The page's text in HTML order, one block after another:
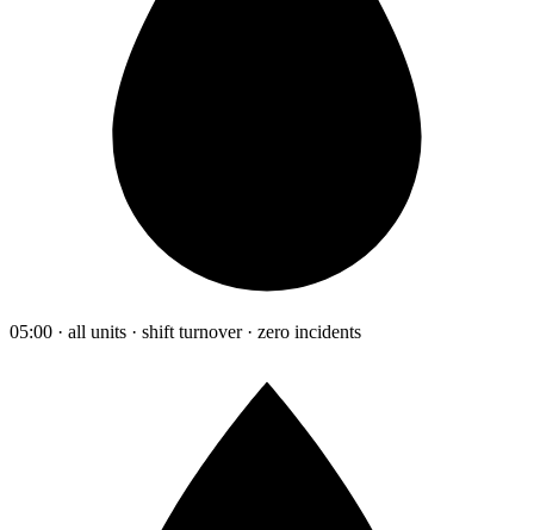
05:00 · all units · shift turnover · zero incidents